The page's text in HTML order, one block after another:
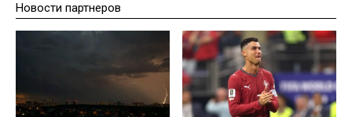
Новости партнеров